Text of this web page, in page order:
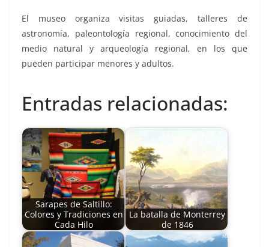
El museo organiza visitas guiadas, talleres de
astronomía, paleontología regional, conocimiento del
medio natural y arqueología regional, en los que
pueden participar menores y adultos.
Entradas relacionadas:
Sarapes de Saltillo:
Colores y Tradiciones en
Cada Hilo
La batalla de Monterrey
de 1846